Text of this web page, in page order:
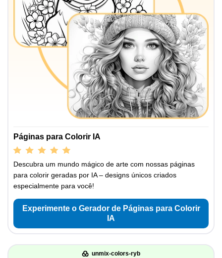
Páginas para Colorir IA
Descubra um mundo mágico de arte com nossas páginas
para colorir geradas por IA – designs únicos criados
especialmente para você!
Experimente o Gerador de Páginas para Colorir
IA
unmix-colors-ryb